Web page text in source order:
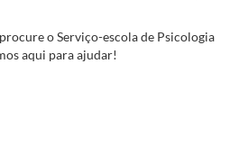
o Serviço-escola de Psicologia
aqui para ajudar!